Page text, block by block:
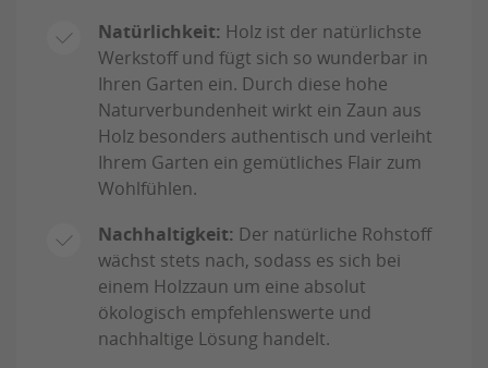
Natürlichkeit: Holz ist der natürlichste
Werkstoff und fügt sich so wunderbar in
Ihren Garten ein. Durch diese hohe
Naturverbundenheit wirkt ein Zaun aus
Holz besonders authentisch und verleiht
Ihrem Garten ein gemütliches Flair zum
Wohlfühlen.
Nachhaltigkeit: Der natürliche Rohstoff
wächst stets nach, sodass es sich bei
einem Holzzaun um eine absolut
ökologisch empfehlenswerte und
nachhaltige Lösung handelt.